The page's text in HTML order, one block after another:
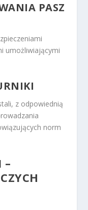
PASZ
umożliwiającymi
z odpowiednią
norm
–